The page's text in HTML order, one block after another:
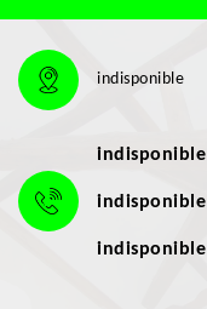
indisponible
indisponible
indisponible
indisponible